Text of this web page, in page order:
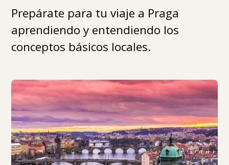
Prepárate para tu viaje a Praga
aprendiendo y entendiendo los
conceptos básicos locales.